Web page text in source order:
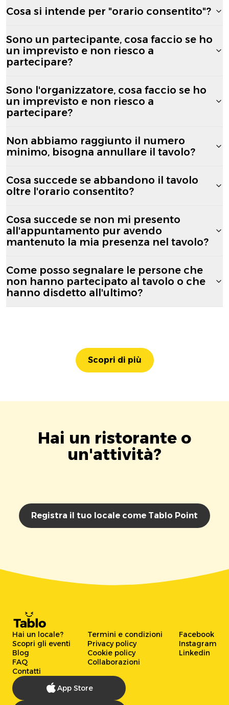
Cosa si intende per "orario consentito"?
Sono un partecipante, cosa faccio se ho
un imprevisto e non riesco a
partecipare?
Sono l'organizzatore, cosa faccio se ho
un imprevisto e non riesco a
partecipare?
Non abbiamo raggiunto il numero
minimo, bisogna annullare il tavolo?
Cosa succede se abbandono il tavolo
oltre l'orario consentito?
Cosa succede se non mi presento
all'appuntamento pur avendo
mantenuto la mia presenza nel tavolo?
Come posso segnalare le persone che
non hanno partecipato al tavolo o che
hanno disdetto all'ultimo?
Scopri di più
Hai un ristorante o
un'attività?
Registra il tuo locale come Tablo Point
Hai un locale?
Scopri gli eventi
Blog
FAQ
Contatti
Termini e condizioni
Privacy policy
Cookie policy
Collaborazioni
Facebook
Instagram
Linkedin
App Store